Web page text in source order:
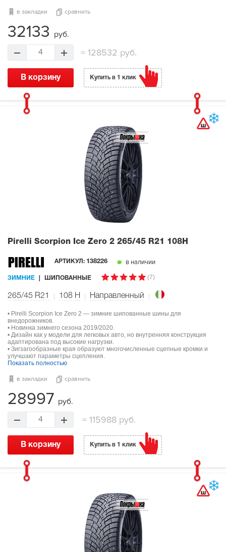
в закладки сравнить
32133 руб.
4 = 128532 руб.
В корзину Купить в 1 клик
Pirelli Scorpion Ice Zero 2 265/45 R21 108H
АРТИКУЛ: 138226 в наличии
ЗИМНИЕ ШИПОВАННЫЕ (7)
265/45 R21 108 H Направленный
• Pirelli Scorpion Ice Zero 2 — зимние шипованные шины для
внедорожников.
• Новинка зимнего сезона 2019/2020.
• Дизайн как у модели для легковых авто, но внутренняя конструкция
адаптирована под высокие нагрузки.
• Зигзагообразные края образуют многочисленные сцепные кромки и
улучшают параметры сцепления.
Показать полностью
в закладки сравнить
28997 руб.
4 =115988 руб.
В корзину Купить в 1 клик